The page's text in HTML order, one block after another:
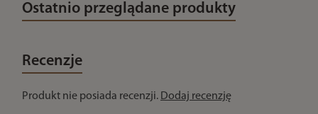
Ostatnio przeglądane produkty
Recenzje
Produkt nie posiada recenzji. Dodaj recenzję